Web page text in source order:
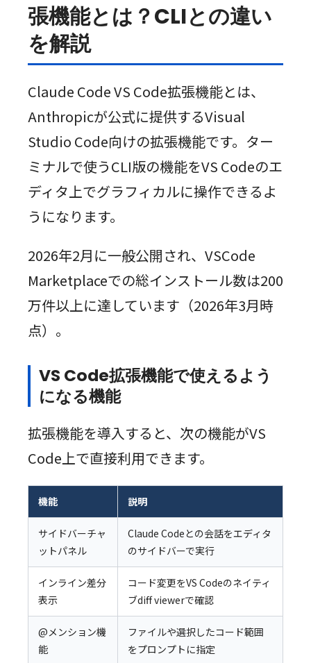
張機能とは？CLIとの違い
を解説
Claude Code VS Code拡張機能とは、
Anthropicが公式に提供するVisual
Studio Code向けの拡張機能です。ター
ミナルで使うCLI版の機能をVS Codeのエ
ディタ上でグラフィカルに操作できるよ
うになります。
2026年2月に一般公開され、VSCode
Marketplaceでの総インストール数は200
万件以上に達しています（2026年3月時
点）。
VS Code拡張機能で使えるよう
になる機能
拡張機能を導入すると、次の機能がVS
Code上で直接利用できます。
機能 説明
サイドバーチャ
ットパネル
Claude Codeとの会話をエディタ
のサイドバーで実行
インライン差分
表示
コード変更をVS Codeのネイティ
ブdiff viewerで確認
@メンション機
能
ファイルや選択したコード範囲
をプロンプトに指定